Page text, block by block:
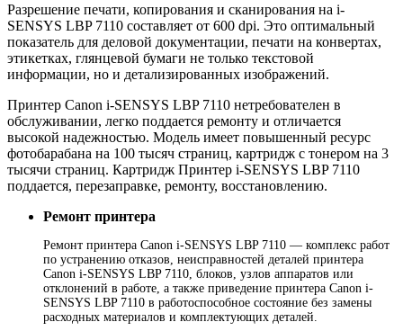
Разрешение печати, копирования и сканирования на i-
SENSYS LBP 7110 составляет от 600 dpi. Это оптимальный
показатель для деловой документации, печати на конвертах,
этикетках, глянцевой бумаги не только текстовой
информации, но и детализированных изображений.
Принтер Canon i-SENSYS LBP 7110 нетребователен в
обслуживании, легко поддается ремонту и отличается
высокой надежностью. Модель имеет повышенный ресурс
фотобарабана на 100 тысяч страниц, картридж с тонером на 3
тысячи страниц. Картридж Принтер i-SENSYS LBP 7110
поддается, перезаправке, ремонту, восстановлению.
Ремонт принтера
Ремонт принтера Canon i-SENSYS LBP 7110 — комплекс работ
по устранению отказов, неисправностей деталей принтера
Canon i-SENSYS LBP 7110, блоков, узлов аппаратов или
отклонений в работе, а также приведение принтера Canon i-
SENSYS LBP 7110 в работоспособное состояние без замены
расходных материалов и комплектующих деталей.